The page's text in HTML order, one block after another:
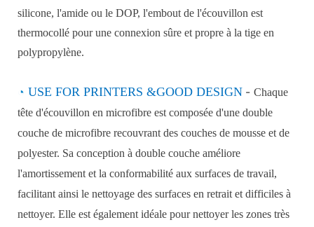
silicone, l'amide ou le DOP, l'embout de l'écouvillon est
thermocollé pour une connexion sûre et propre à la tige en
polypropylène.
◔ USE FOR PRINTERS &GOOD DESIGN - Chaque
tête d'écouvillon en microfibre est composée d'une double
couche de microfibre recouvrant des couches de mousse et de
polyester. Sa conception à double couche améliore
l'amortissement et la conformabilité aux surfaces de travail,
facilitant ainsi le nettoyage des surfaces en retrait et difficiles à
nettoyer. Elle est également idéale pour nettoyer les zones très